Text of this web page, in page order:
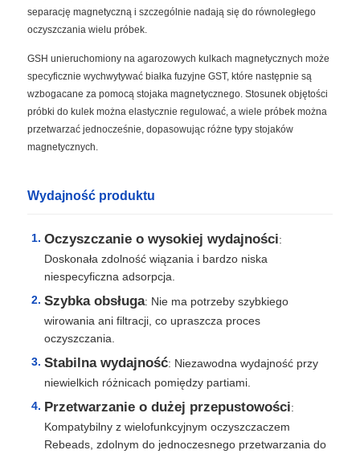
separację magnetyczną i szczególnie nadają się do równoległego
oczyszczania wielu próbek.
GSH unieruchomiony na agarozowych kulkach magnetycznych może
specyficznie wychwytywać białka fuzyjne GST, które następnie są
wzbogacane za pomocą stojaka magnetycznego. Stosunek objętości
próbki do kulek można elastycznie regulować, a wiele próbek można
przetwarzać jednocześnie, dopasowując różne typy stojaków
magnetycznych.
Wydajność produktu
Oczyszczanie o wysokiej wydajności:
Doskonała zdolność wiązania i bardzo niska
niespecyficzna adsorpcja.
Szybka obsługa: Nie ma potrzeby szybkiego
wirowania ani filtracji, co upraszcza proces
oczyszczania.
Stabilna wydajność: Niezawodna wydajność przy
niewielkich różnicach pomiędzy partiami.
Przetwarzanie o dużej przepustowości:
Kompatybilny z wielofunkcyjnym oczyszczaczem
Rebeads, zdolnym do jednoczesnego przetwarzania do